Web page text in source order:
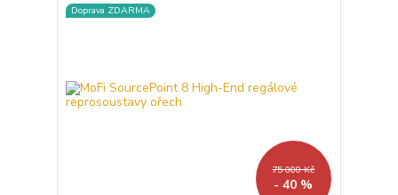
Doprava ZDARMA
75 000 Kč
- 40 %